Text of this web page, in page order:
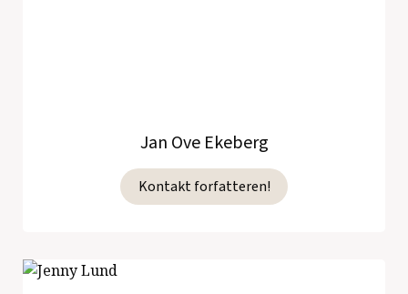
Jan Ove Ekeberg
Kontakt forfatteren!